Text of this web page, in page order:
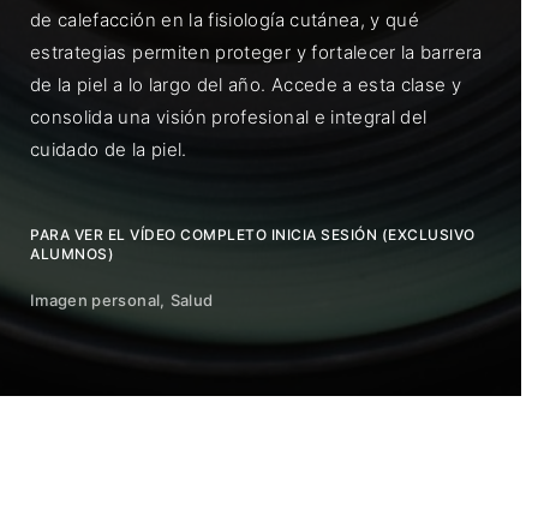
de calefacción en la fisiología cutánea, y qué
estrategias permiten proteger y fortalecer la barrera
de la piel a lo largo del año. Accede a esta clase y
consolida una visión profesional e integral del
cuidado de la piel.
PARA VER EL VÍDEO COMPLETO INICIA SESIÓN (EXCLUSIVO
ALUMNOS)
Imagen personal Salud